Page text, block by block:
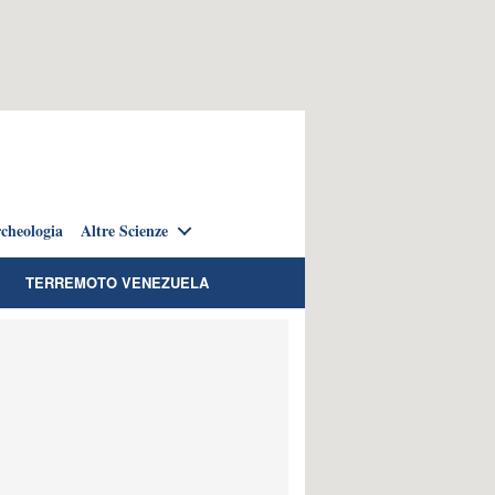
Altre Scienze
TERREMOTO VENEZUELA